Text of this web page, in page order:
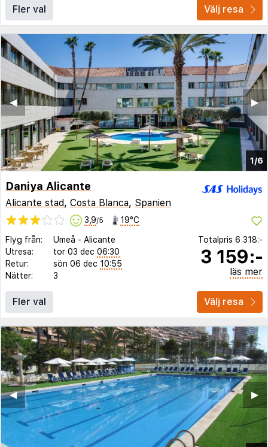
Fler val Välj resa
1/6
▶︎
◀︎
Daniya Alicante
Alicante stad, Costa Blanca, Spanien
3,9/5 19°C
Flyg från: Umeå - Alicante
Utresa:
tor 03 dec 06:30
Retur:
sön 06 dec 10:55
Nätter:
3
Totalpris 6 318:-
3 159:-
läs mer
Fler val Välj resa
▶︎
◀︎